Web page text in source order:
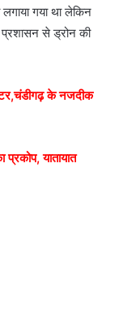
गया था लेकिन
से ड्रोन की
के नजदीक
यातायात